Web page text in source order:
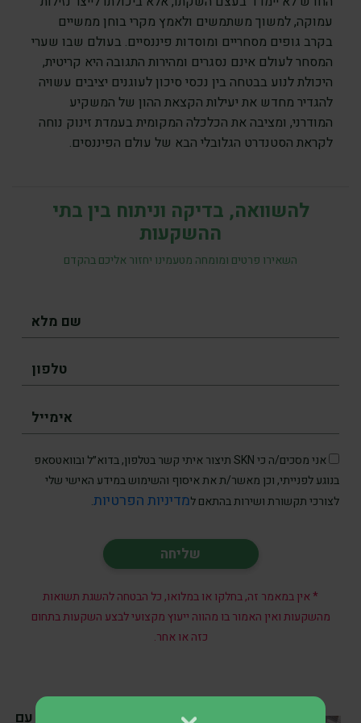
עמוקה, למשוך משתמשים ולאמץ מקרי בוחן ממשיים
בקרב גופים מסחריים ומוסדות פיננסיים. בעולם שבו שערי
המסחר לעולם אינם נסגרים ומהירות התגובה היא קריטית,
היכולת לנוע בבטחה בין נכסי סיכון לעוגנים יציבים עשויה
להגדיר מחדש את יעילות הקצאת ההון של המשקיע
המודרני, ומציבה את הכלכלה המקומית בעמדת זינוק נוחה
לקראת הסטנדרט הגלובלי הבא של עולם הפיננסים.
להשוואה, בדיקה וניתוח בין בתי
ההשקעות
השאירו פרטים ומומחה מטעמינו יחזור אליכם בהקדם
אני מסכים/ה כי SKN תיצור איתי קשר בטלפון, בדוא״ל ובוואטסאפ
בנוגע לפנייתי, וכן מאשר/ת את איסוף והשימוש במידע האישי שלי
לצורכי תקשורת ושירות בהתאם למדיניות הפרטיות.
* אין במאמר זה, בחלקו או במלואו, כל הבטחה להשגת תשואות
מהשקעות ואין האמור בו מהווה ייעוץ מקצועי לבצע השקעות בתחום
כזה או אחר.
SKN | UBS מתמודדת עם